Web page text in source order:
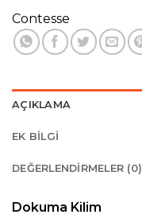
Contesse
AÇIKLAMA
EK BILGI
DEĞERLENDIRMELER (0)
Dokuma Kilim